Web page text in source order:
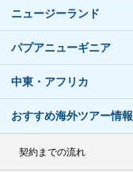
ニュージーランド
パプアニューギニア
中東・アフリカ
おすすめ海外ツアー情報
契約までの流れ